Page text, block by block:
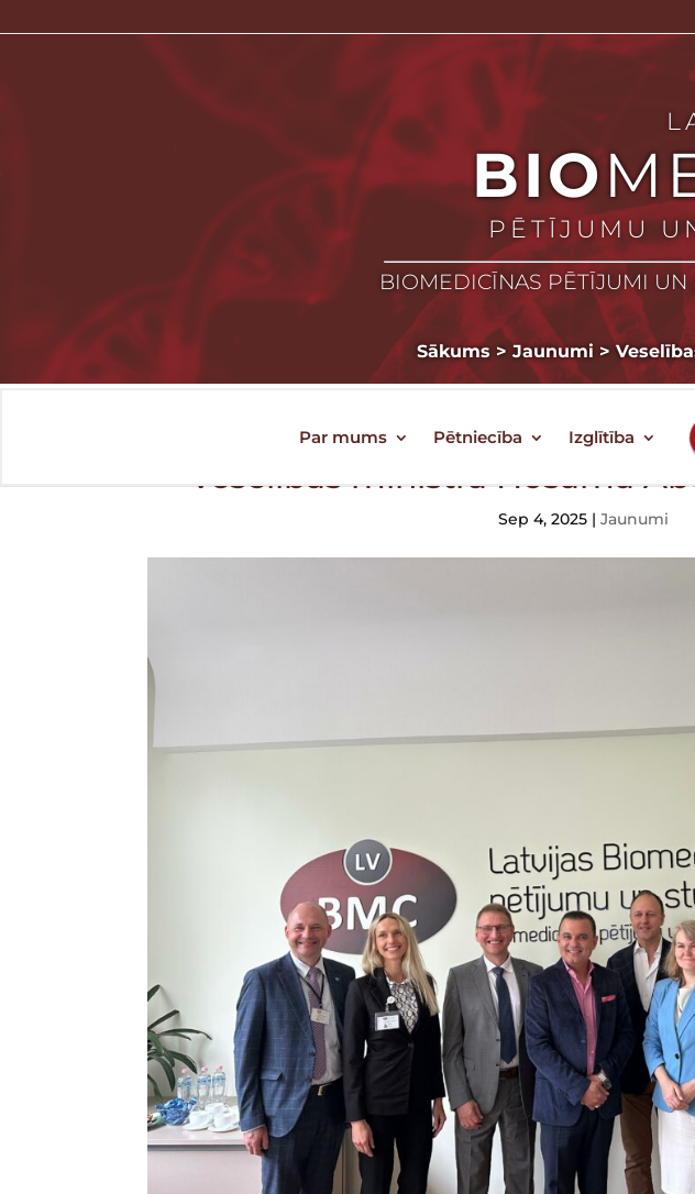
BIO
PĒTĪJUMU
BIOMEDICĪNAS PĒTĪJUMI
Sākums > Jaunumi >
Par mums Pētniecība Izglītība
Veselības ministra Hosama
Sep 4, 2025| Jaunumi